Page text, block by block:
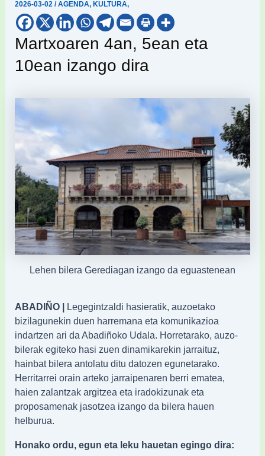
2026-03-02/AGENDA, KULTURA,
Martxoaren 4an, 5ean eta
10ean izango dira
Lehen bilera Gerediagan izango da eguastenean
ABADIÑO | Legegintzaldi hasieratik, auzoetako
bizilagunekin duen harremana eta komunikazioa
indartzen ari da Abadiñoko Udala. Horretarako, auzo-
bilerak egiteko hasi zuen dinamikarekin jarraituz,
hainbat bilera antolatu ditu datozen egunetarako.
Herritarrei orain arteko jarraipenaren berri ematea,
haien zalantzak argitzea eta iradokizunak eta
proposamenak jasotzea izango da bilera hauen
helburua.
Honako ordu, egun eta leku hauetan egingo dira: